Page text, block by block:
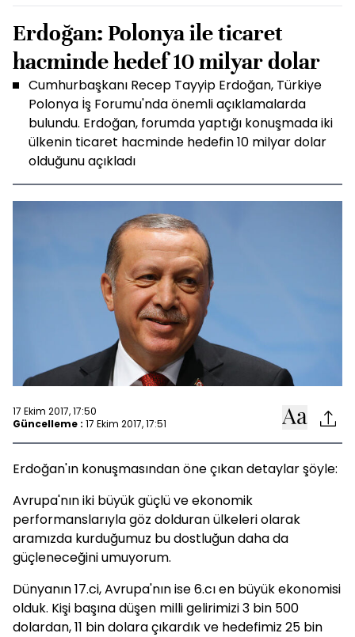
Erdoğan: Polonya ile ticaret
hacminde hedef 10 milyar dolar
Cumhurbaşkanı Recep Tayyip Erdoğan, Türkiye
Polonya İş Forumu'nda önemli açıklamalarda
bulundu. Erdoğan, forumda yaptığı konuşmada iki
ülkenin ticaret hacminde hedefin 10 milyar dolar
olduğunu açıkladı
17 Ekim 2017, 17:50
Güncelleme : 17 Ekim 2017, 17:51
Erdoğan'ın konuşmasından öne çıkan detaylar şöyle:
Avrupa'nın iki büyük güçlü ve ekonomik
performanslarıyla göz dolduran ülkeleri olarak
aramızda kurduğumuz bu dostluğun daha da
güçleneceğini umuyorum.
Dünyanın 17.ci, Avrupa'nın ise 6.cı en büyük ekonomisi
olduk. Kişi başına düşen milli gelirimizi 3 bin 500
dolardan, 11 bin dolara çıkardık ve hedefimiz 25 bin